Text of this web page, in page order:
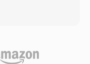
음 처리입니다: